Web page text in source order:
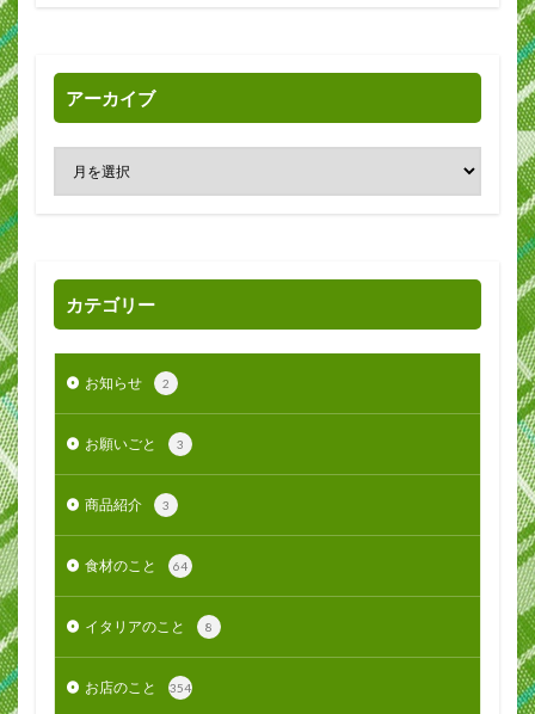
アーカイブ
カテゴリー
お知らせ 2
お願いごと 3
商品紹介 3
食材のこと 64
イタリアのこと 8
お店のこと 354